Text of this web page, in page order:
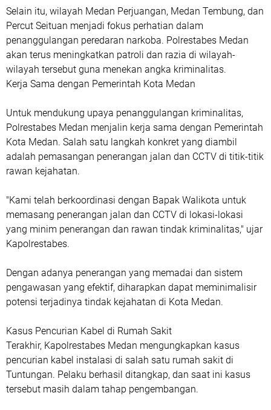
Selain itu, wilayah Medan Perjuangan, Medan Tembung, dan
Percut Seituan menjadi fokus perhatian dalam
penanggulangan peredaran narkoba. Polrestabes Medan
akan terus meningkatkan patroli dan razia di wilayah-
wilayah tersebut guna menekan angka kriminalitas.
Kerja Sama dengan Pemerintah Kota Medan
Untuk mendukung upaya penanggulangan kriminalitas,
Polrestabes Medan menjalin kerja sama dengan Pemerintah
Kota Medan. Salah satu langkah konkret yang diambil
adalah pemasangan penerangan jalan dan CCTV di titik-titik
rawan kejahatan.
"Kami telah berkoordinasi dengan Bapak Walikota untuk
memasang penerangan jalan dan CCTV di lokasi-lokasi
yang minim penerangan dan rawan tindak kriminalitas," ujar
Kapolrestabes.
Dengan adanya penerangan yang memadai dan sistem
pengawasan yang efektif, diharapkan dapat meminimalisir
potensi terjadinya tindak kejahatan di Kota Medan.
Kasus Pencurian Kabel di Rumah Sakit
Terakhir, Kapolrestabes Medan mengungkapkan kasus
pencurian kabel instalasi di salah satu rumah sakit di
Tuntungan. Pelaku berhasil ditangkap, dan saat ini kasus
tersebut masih dalam tahap pengembangan.